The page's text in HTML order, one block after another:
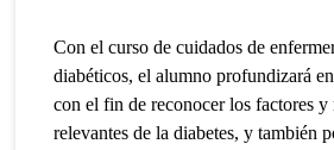
Con el curso de cuidados de
diabéticos, el alumno profundizará
con el fin de reconocer los factores y
relevantes de la diabetes, y también